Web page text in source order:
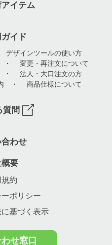
イテム
イド
デザインツールの使い方
・ 変更・再注文について
・ 法人・大口注文の方
・ 商品仕様について
質問
わせ
要
約
ポリシー
基づく表示
せ窓口